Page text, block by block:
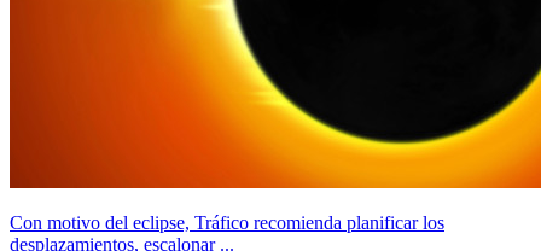
Con motivo del eclipse, Tráfico recomienda planificar los
desplazamientos, escalonar ...